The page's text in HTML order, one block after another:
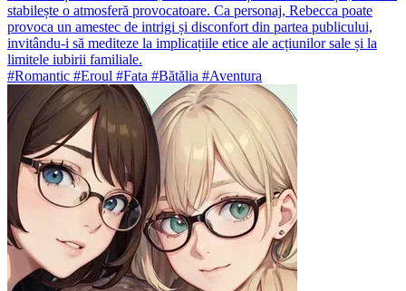
stabilește o atmosferă provocatoare. Ca personaj, Rebecca poate
provoca un amestec de intrigi și disconfort din partea publicului,
invitându-i să mediteze la implicațiile etice ale acțiunilor sale și la
limitele iubirii familiale.
#Romantic #Eroul #Fata #Bătălia #Aventura